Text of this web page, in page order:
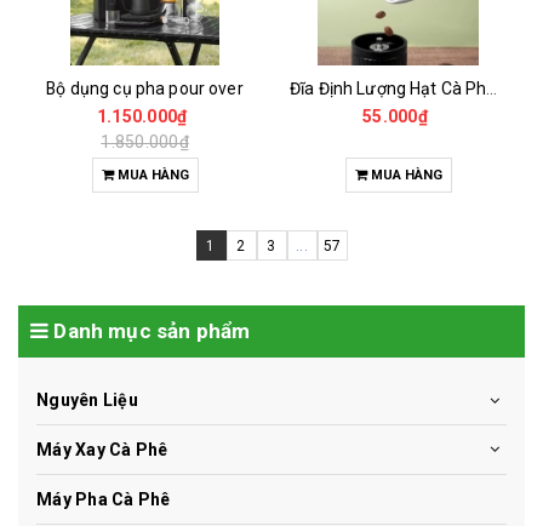
Bộ dụng cụ pha pour over
1.150.000₫
1.850.000₫
MUA HÀNG
55.000₫
MUA HÀNG
1 2 3 ... 57
Danh mục sản phẩm
Nguyên Liệu
Máy Xay Cà Phê
Máy Pha Cà Phê